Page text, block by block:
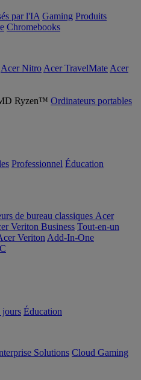
par l'IA Gaming Produits
Chromebooks
Acer Nitro Acer TravelMate Acer
Ordinateurs portables
Professionnel Éducation
de bureau classiques Acer
Veriton Business Tout-en-un
Veriton Add-In-One
jours Éducation
Solutions Cloud Gaming